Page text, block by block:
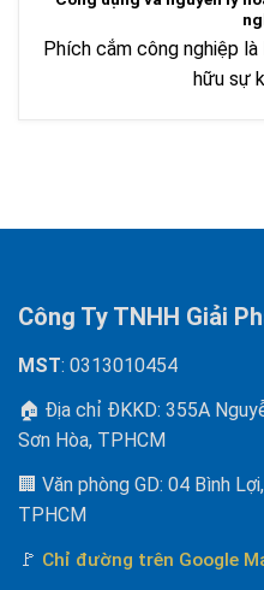
Phích cắm công nghiệp
hữu sự
Công Ty TNHH Giải
MST: 0313010454
🏠 Địa chỉ ĐKKD: 355A
Sơn Hòa, TPHCM
🏢 Văn phòng GD: 04 Bình
TPHCM
🚩 Chỉ đường trên Google